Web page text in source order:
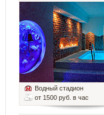
Водный стадион
от 1500 руб. в час